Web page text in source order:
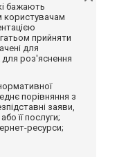
бажають
користувачам
прийняти
для
для роз'яснення
порівняння з
заяви,
її послуги;
ресурси;